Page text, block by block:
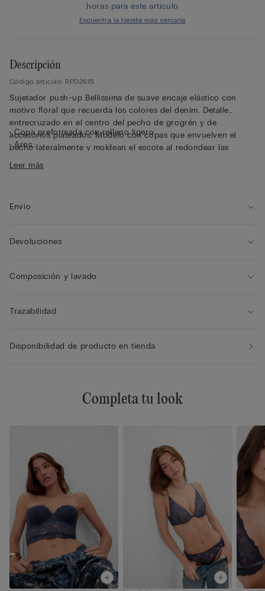
horas para este artículo
Encuentra la tienda más cercana
Descripción
Código artículo: RPD2615
Sujetador push-up Bellissima de suave encaje elástico con
motivo floral que recuerda los colores del denim. Detalle
entrecruzado en el centro del pecho de grogrén y de
accesorios plateados. Modelo con copas que envuelven el
pecho lateralmente y moldean el escote al redondear las
formas.
• Copa preformada con relleno ligero
• Aros
• Tirantes elásticos de efecto grogrén completamente
• La modelo mide 175 cm y lleva la talla 2B / 75B / 34B / 85B /
Leer más
Envío
Devoluciones
Composición y lavado
Trazabilidad
Disponibilidad de producto en tienda
Completa tu look